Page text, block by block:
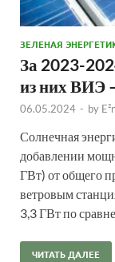
ЗЕЛЕНАЯ
За 2023-
из них ВИЭ
06.05.2024 - by
Солнечная
добавлении
ГВт) от общего
ветровым
3,3 ГВт по
ЧИТАТЬ ДАЛЕЕ